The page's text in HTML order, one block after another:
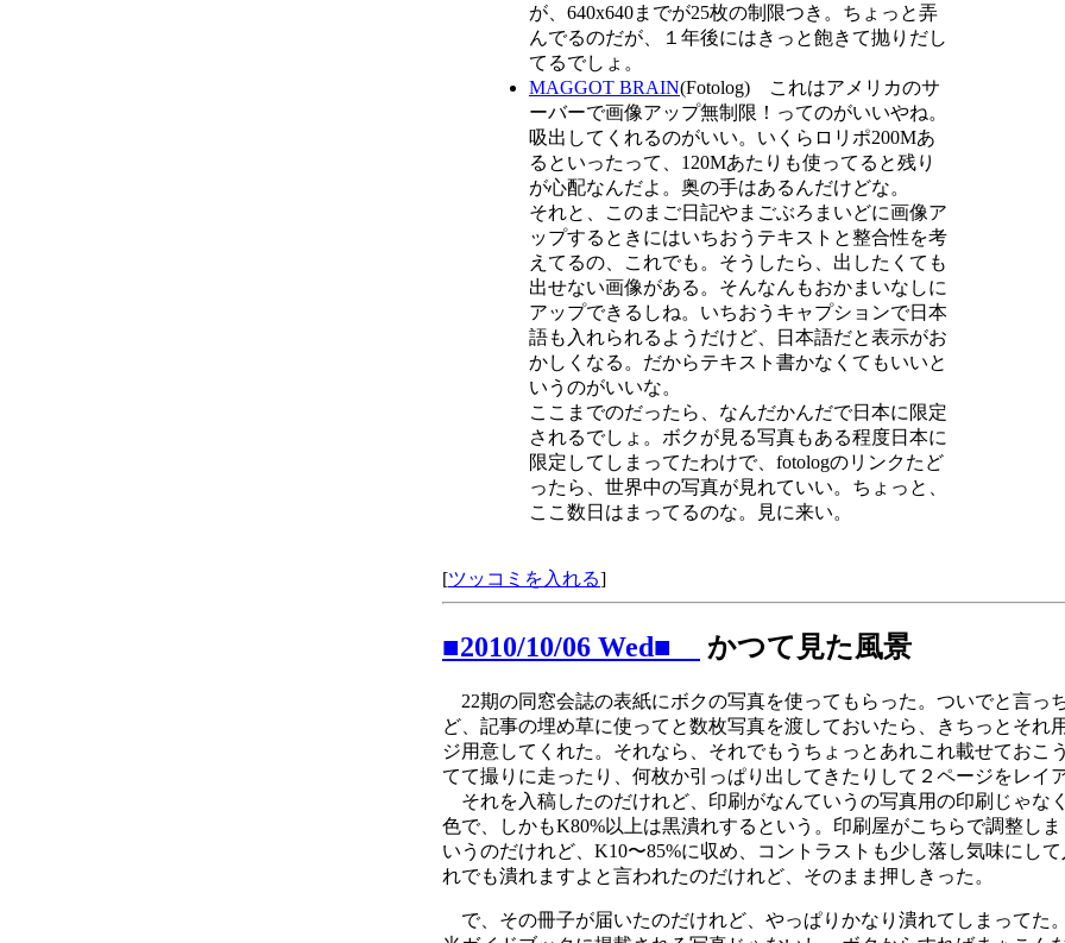
が、640x640までが25枚の制限つき。ちょっと弄
んでるのだが、１年後にはきっと飽きて抛りだし
てるでしょ。
MAGGOT BRAIN(Fotolog) これはアメリカのサ
ーバーで画像アップ無制限！ってのがいいやね。
吸出してくれるのがいい。いくらロリポ200Mあ
るといったって、120Mあたりも使ってると残り
が心配なんだよ。奥の手はあるんだけどな。
それと、このまご日記やまごぶろまいどに画像ア
ップするときにはいちおうテキストと整合性を考
えてるの、これでも。そうしたら、出したくても
出せない画像がある。そんなんもおかまいなしに
アップできるしね。いちおうキャプションで日本
語も入れられるようだけど、日本語だと表示がお
かしくなる。だからテキスト書かなくてもいいと
いうのがいいな。
ここまでのだったら、なんだかんだで日本に限定
されるでしょ。ボクが見る写真もある程度日本に
限定してしまってたわけで、fotologのリンクたど
ったら、世界中の写真が見れていい。ちょっと、
ここ数日はまってるのな。見に来い。
[ツッコミを入れる]
■2010/10/06 Wed■ かつて見た風景
22期の同窓会誌の表紙にボクの写真を使ってもらった。ついでと言っ
ど、記事の埋め草に使ってと数枚写真を渡しておいたら、きちっとそれ
ジ用意してくれた。それなら、それでもうちょっとあれこれ載せておこ
てて撮りに走ったり、何枚か引っぱり出してきたりして２ページをレイ
それを入稿したのだけれど、印刷がなんていうの写真用の印刷じゃな
色で、しかもK80%以上は黒潰れするという。印刷屋がこちらで調整し
いうのだけれど、K10〜85%に収め、コントラストも少し落し気味にし
れでも潰れますよと言われたのだけれど、そのまま押しきった。
で、その冊子が届いたのだけれど、やっぱりかなり潰れてしまってた